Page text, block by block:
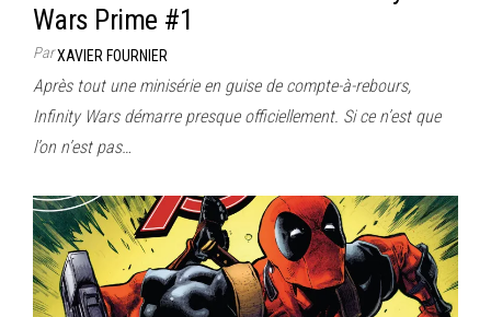
Wars Prime #1
ParXAVIER FOURNIER
Après tout une minisérie en guise de compte-à-rebours,
Infinity Wars démarre presque officiellement. Si ce n’est que
l’on n’est pas…